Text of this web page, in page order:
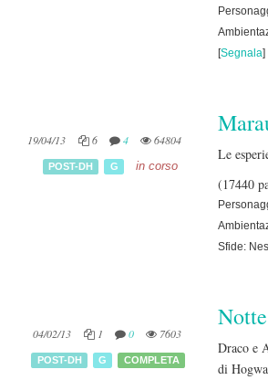
[Segnala]
19/04/13 6 4 64804
POST-DH G in corso
Le
(17440
Sfide:
04/02/13 1 0 7603
POST-DH G COMPLETA
Draco e
di